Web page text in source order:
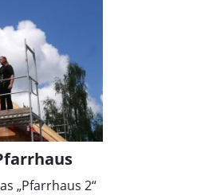
„Pfarrhaus 2“